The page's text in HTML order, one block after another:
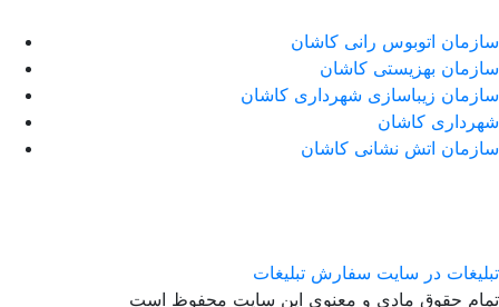
سازمان اتوبوس رانی کاشان
سازمان بهزیستی کاشان
سازمان زیباسازی شهرداری کاشان
شهرداری کاشان
سازمان اتش نشانی کاشان
تبلیغات در سایت سفارش تبلیغات
تمام حقوق مادی و معنوی این سایت محفوظ است